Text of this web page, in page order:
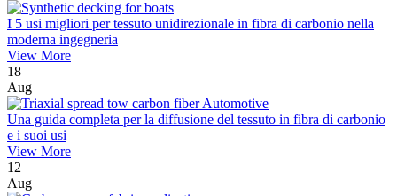
I 5 usi migliori per tessuto unidirezionale in fibra di carbonio nella
moderna ingegneria
View More
18
Aug
Una guida completa per la diffusione del tessuto in fibra di carbonio
e i suoi usi
View More
12
Aug